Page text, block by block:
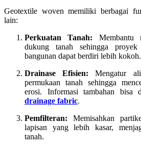
Geotextile woven memiliki berbagai
lain:
Perkuatan Tanah: Membantu
dukung tanah sehingga
bangunan dapat berdiri lebih kokoh.
Drainase Efisien: Mengatur
permukaan tanah sehingga
erosi. Informasi tambahan
drainage fabric.
Pemfilteran: Memisahkan
lapisan yang lebih kasar,
tanah.